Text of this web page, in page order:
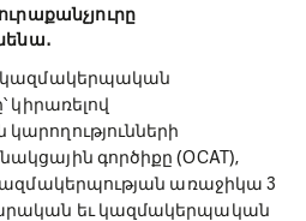
կիրառելով
գործիքը (OCAT),
առաջիկա 3
եւ կազմակերպական